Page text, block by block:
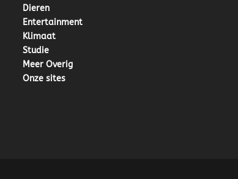
Dieren
Entertainment
Klimaat
Studie
Meer Overig
Onze sites